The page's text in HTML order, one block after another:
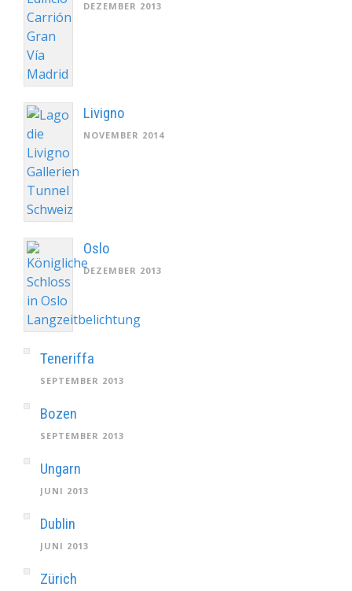
DEZEMBER 2013
Livigno
NOVEMBER 2014
Oslo
DEZEMBER 2013
Teneriffa
SEPTEMBER 2013
Bozen
SEPTEMBER 2013
Ungarn
JUNI 2013
Dublin
JUNI 2013
Zürich